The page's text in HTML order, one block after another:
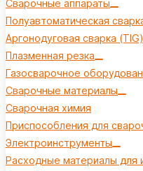
Сварочные аппараты
Полуавтоматическая
Аргонодуговая сварка (TIG)
Плазменная резка
Газосварочное
Сварочные материалы
Сварочная химия
Приспособления для
Электроинструменты
Расходные материалы для